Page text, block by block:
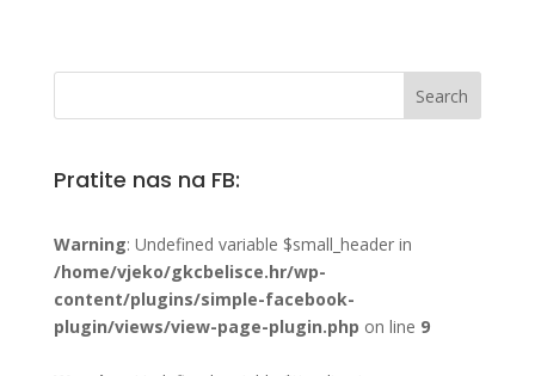
Pratite nas na FB:
Warning: Undefined variable $small_header in
/home/vjeko/gkcbelisce.hr/wp-
content/plugins/simple-facebook-
plugin/views/view-page-plugin.php on line 9